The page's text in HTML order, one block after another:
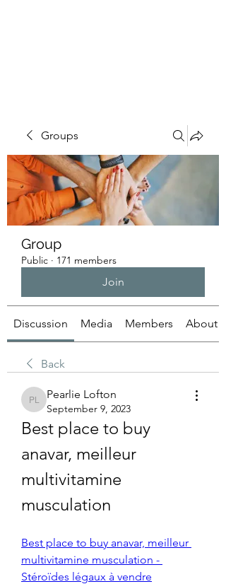
Groups
Group
Public · 171 members
Join
Discussion Media Members About
Back
Pearlie Lofton
Pearlie Lofton
September 9, 2023
Best place to buy
anavar, meilleur
multivitamine
musculation
Best place to buy anavar, meilleur
multivitamine musculation -
Stéroïdes légaux à vendre